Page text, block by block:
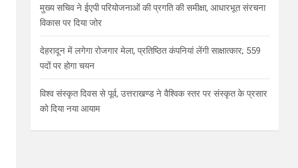
मुख्य सचिव ने ईएपी परियोजनाओं की प्रगति की समीक्षा, आधारभूत संरचना
विकास पर दिया जोर
देहरादून में लगेगा रोजगार मेला, प्रतिष्ठित कंपनियां लेंगी साक्षात्कार; 559
पदों पर होगा चयन
विश्व संस्कृत दिवस से पूर्व, उत्तराखण्ड ने वैश्विक स्तर पर संस्कृत के प्रसार
को दिया नया आयाम